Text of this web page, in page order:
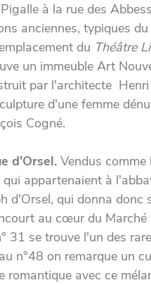
à la rue des
anciennes, typiques
du Théâtre
un immeuble Art
par l'architecte Henri
d'une femme
Cogné.
d'Orsel. Vendus
appartenaient à
d'Orsel, qui donna donc
au cœur du Marché
31 se trouve l'un des
n°48 on remarque un
romantique avec ce